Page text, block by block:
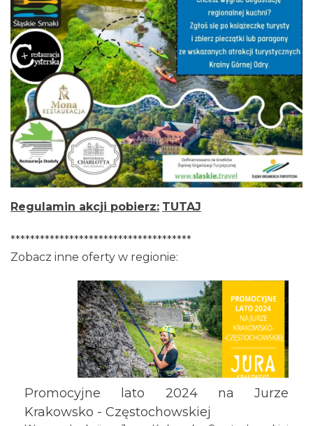
Regulamin akcji pobierz: TUTAJ
*************************************
Zobacz inne oferty w regionie:
Promocyjne lato 2024 na Jurze
Krakowsko - Częstochowskiej